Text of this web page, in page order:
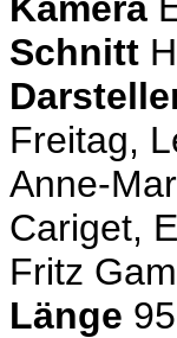
Schnitt
Freitag,
Anne-
Cariget,
Fritz
Länge